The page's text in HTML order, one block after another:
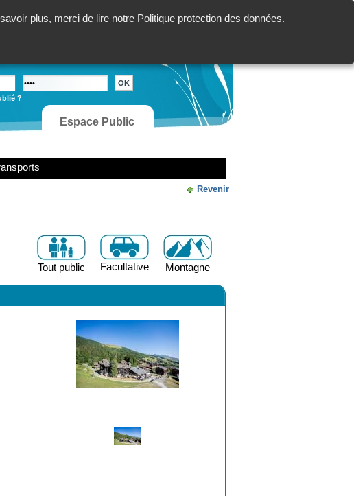
plus, merci de lire notre Politique protection des données.
?
Espace Public
Revenir
Montagne
Facultative
Tout public